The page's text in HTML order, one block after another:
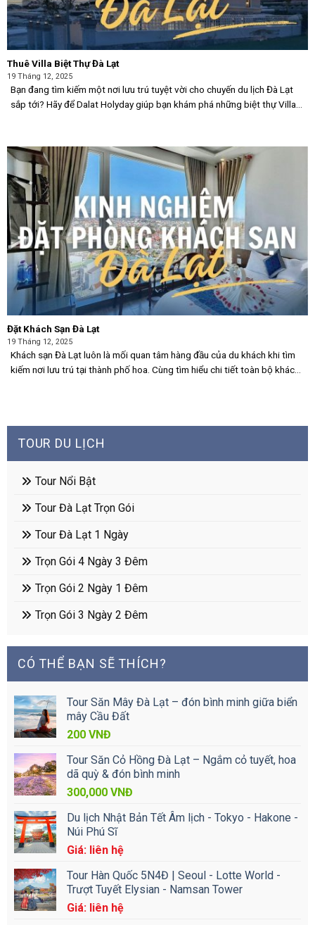
TOUR DU LỊCH
Tour Nổi Bật
Tour Đà Lạt Trọn Gói
Tour Đà Lạt 1 Ngày
Trọn Gói 4 Ngày 3 Đêm
Trọn Gói 2 Ngày 1 Đêm
Trọn Gói 3 Ngày 2 Đêm
CÓ THỂ BẠN SẼ THÍCH?
Tour Săn Mây Đà Lạt – đón bình minh giữa biển
mây Cầu Đất
200 VNĐ
Tour Săn Cỏ Hồng Đà Lạt – Ngắm cỏ tuyết, hoa
dã quỳ & đón bình minh
300,000 VNĐ
Du lịch Nhật Bản Tết Âm lịch - Tokyo - Hakone -
Núi Phú Sĩ
Giá: liên hệ
Tour Hàn Quốc 5N4Đ | Seoul - Lotte World -
Trượt Tuyết Elysian - Namsan Tower
Giá: liên hệ
Thuê Villa Biệt Thự Đà Lạt
19 Tháng 12, 2025
Bạn đang tìm kiếm một nơi lưu trú tuyệt vời cho chuyến du lịch Đà Lạt
sắp tới? Hãy để Dalat Holyday giúp bạn khám phá những biệt thự Villa
Đặt Khách Sạn Đà Lạt
19 Tháng 12, 2025
Khách sạn Đà Lạt luôn là mối quan tâm hàng đầu của du khách khi tìm
kiếm nơi lưu trú tại thành phố hoa. Cùng tìm hiểu chi tiết toàn bộ khách